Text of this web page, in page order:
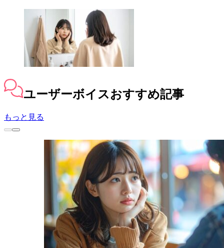
ユーザーボイスおすすめ記事
もっと見る